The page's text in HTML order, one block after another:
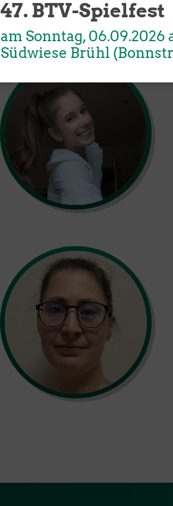
47. BTV-Spielfest
am Sonntag, 06.09.2026
Südwiese Brühl